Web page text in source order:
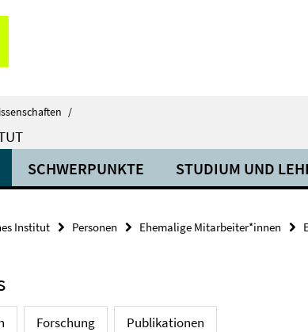
/
SCHWERPUNKTE STUDIUM UND
Institut Personen Ehemalige Mitarbeiter*innen
Forschung Publikationen